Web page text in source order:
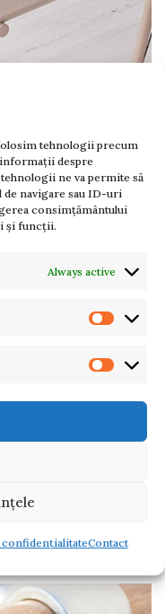
tehnologii precum
despre
ne va permite să
navigare sau ID-uri
consimțământului
și funcții.
Always active
Contact